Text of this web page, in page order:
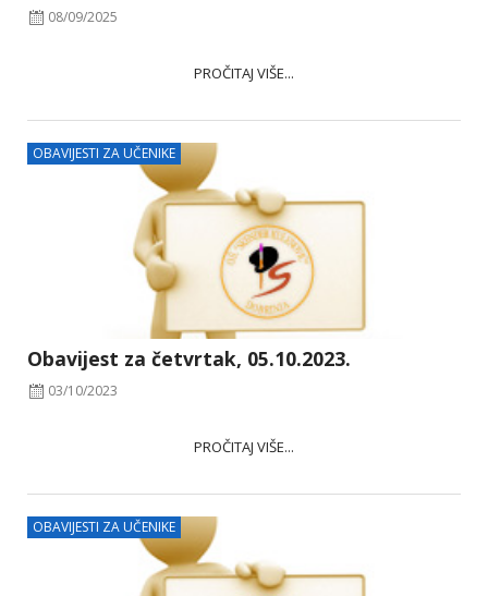
08/09/2025
PROČITAJ VIŠE...
OBAVIJESTI ZA UČENIKE
Obavijest za četvrtak, 05.10.2023.
03/10/2023
PROČITAJ VIŠE...
OBAVIJESTI ZA UČENIKE